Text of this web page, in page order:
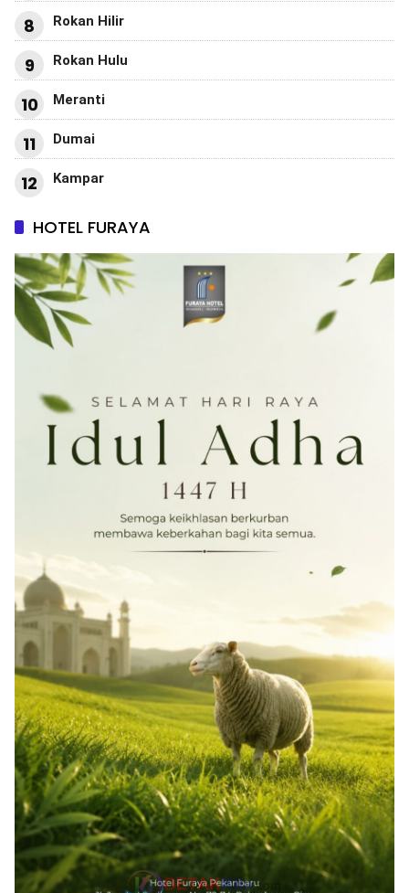
8 Rokan Hilir
9 Rokan Hulu
10 Meranti
11 Dumai
12 Kampar
HOTEL FURAYA